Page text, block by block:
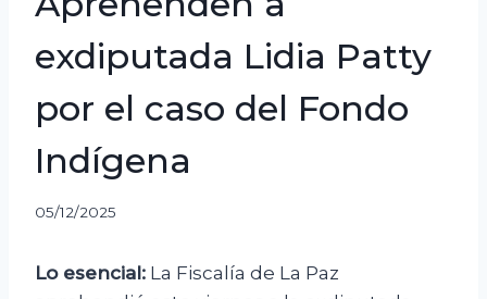
exdiputada Lidia Patty
por el caso del Fondo
Indígena
05/12/2025
Lo esencial: La Fiscalía de La Paz